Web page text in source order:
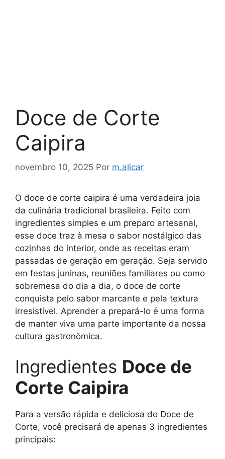
Doce de Corte
Caipira
novembro 10, 2025 Por m.alicar
O doce de corte caipira é uma verdadeira joia
da culinária tradicional brasileira. Feito com
ingredientes simples e um preparo artesanal,
esse doce traz à mesa o sabor nostálgico das
cozinhas do interior, onde as receitas eram
passadas de geração em geração. Seja servido
em festas juninas, reuniões familiares ou como
sobremesa do dia a dia, o doce de corte
conquista pelo sabor marcante e pela textura
irresistível. Aprender a prepará-lo é uma forma
de manter viva uma parte importante da nossa
cultura gastronômica.
Ingredientes Doce de
Corte Caipira
Para a versão rápida e deliciosa do Doce de
Corte, você precisará de apenas 3 ingredientes
principais: